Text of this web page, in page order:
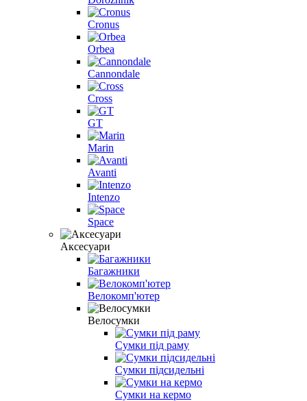
Cronus
Orbea
Cannondale
Cross
GT
Marin
Avanti
Intenzo
Space
Аксесуари
Багажники
Велокомп'ютер
Велосумки
Сумки під раму
Сумки підсидельні
Сумки на кермо